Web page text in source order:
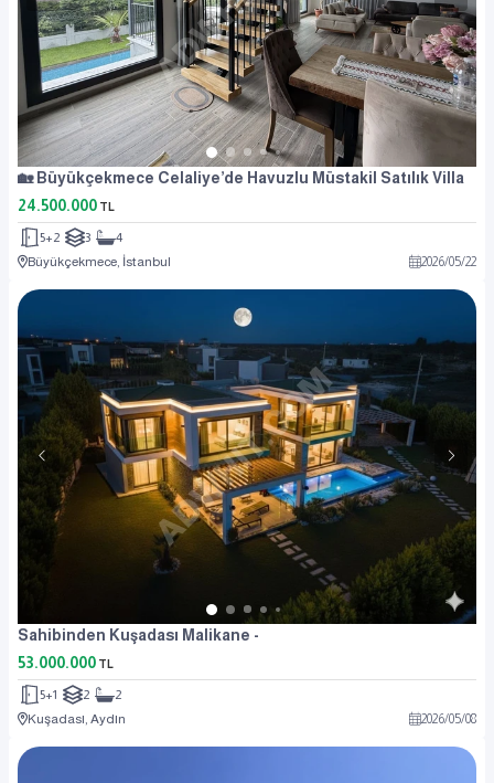
🏡 Büyükçekmece Celaliye’de Havuzlu Müstakil Satılık Villa
24.500.000 TL
5+2 3
4
Büyükçekmece, İstanbul
2026/05/22
Sahibinden Kuşadası Malikane -
53.000.000 TL
5+1 2
2
Kuşadası, Aydın
2026/05/08